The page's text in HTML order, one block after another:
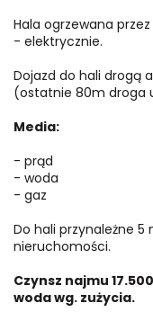
Hala ogrzewana
- elektrycznie.
Dojazd do hali drogą
(ostatnie 80m droga
Media:
- prąd
- woda
- gaz
Do hali przynależne
nieruchomości.
Czynsz najmu
woda wg. zużycia.